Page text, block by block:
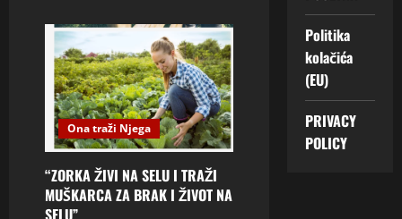
SAMA
KUĆI
I
ŽELIM
DOPISIVANJE
I
DRUŽENJE
JAVITE
MI
SE”
Ona traži Njega
“ZORKA ŽIVI NA SELU I TRAŽI
MUŠKARCA ZA BRAK I ŽIVOT NA
SELU”
Politika
kolačića
(EU)
PRIVACY
POLICY